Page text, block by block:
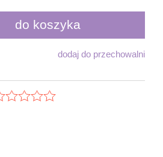
do koszyka
dodaj do przechowalni